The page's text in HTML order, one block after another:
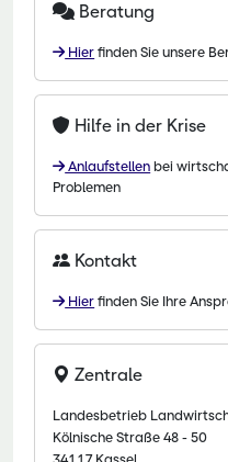
Beratung
Hier finden Sie unsere
Hilfe in der Krise
Anlaufstellen bei
Problemen
Kontakt
Hier finden Sie Ihre
Zentrale
Landesbetrieb
Kölnische Straße 48 - 50